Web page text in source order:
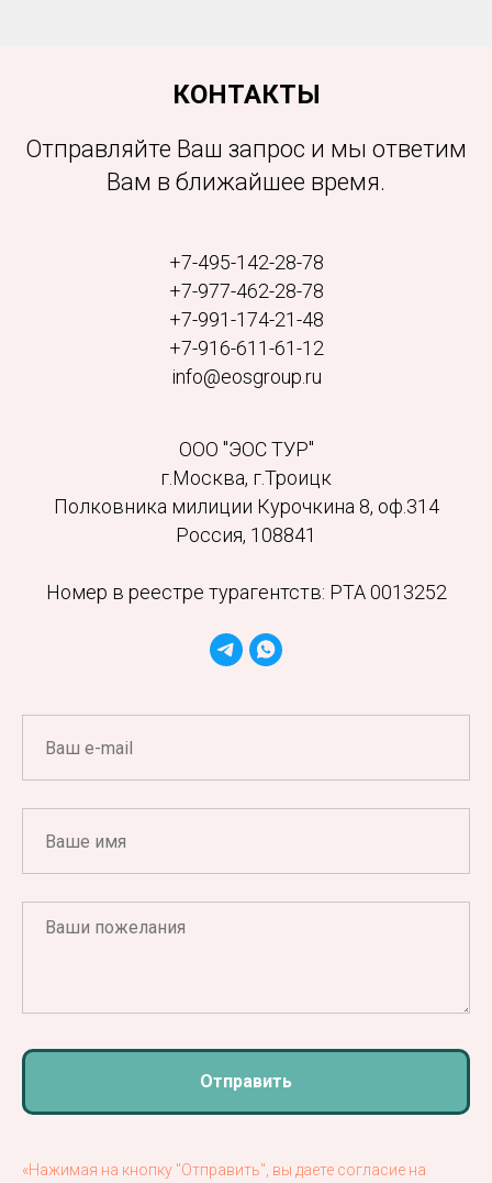
КОНТАКТЫ
Отправляйте Ваш запрос и мы ответим
Вам в ближайшее время.
+7-495-142-28-78
+7-977-462-28-78
+7-991-174-21-48
+7-916-611-61-12
info@eosgroup.ru
ООО "ЭОС ТУР"
г.Москва, г.Троицк
Полковника милиции Курочкина 8, оф.314
Россия, 108841
Номер в реестре турагентств: РТА 0013252
Отправить
«Нажимая на кнопку "Отправить", вы даете согласие на